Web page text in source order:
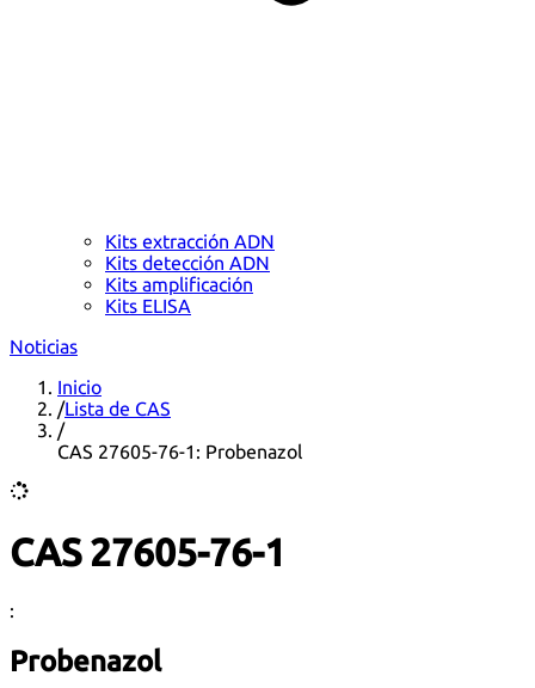
Kits extracción ADN
Kits detección ADN
Kits amplificación
Kits ELISA
Noticias
Inicio
/Lista de CAS
/
CAS 27605-76-1: Probenazol
CAS 27605-76-1
:
Probenazol